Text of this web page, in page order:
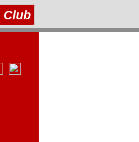
Club